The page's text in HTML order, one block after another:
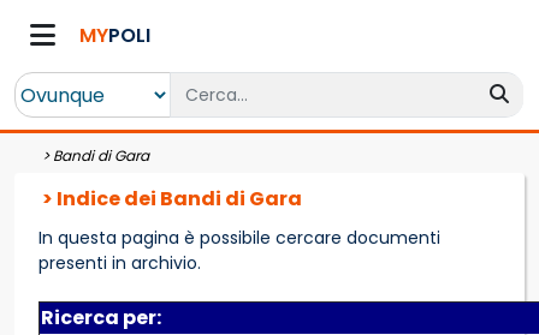
MYPOLI
>Bandi di Gara
> Indice dei Bandi di Gara
In questa pagina è possibile cercare documenti
presenti in archivio.
Ricerca per: